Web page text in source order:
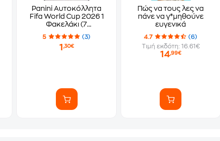
Panini Αυτοκόλλητα
Fifa World Cup 2026 1
Φακελάκι (7
Αυτοκόλλητα)
5 (3)
1 ,30€
Πώς να τους λες να
πάνε να γ*μηθούνε
ευγενικά
4.7
(6)
Τιμή εκδότη: 16.61€
14,99€